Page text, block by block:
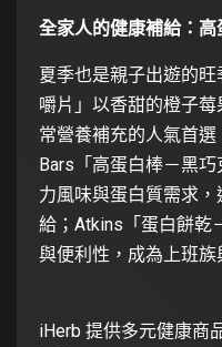
全家人的健康補給：
夏季也是親子出遊的旺
嚼片」以香甜的橙子
常營養補充的人氣首
Bars「高蛋白棒－黑
力風味與蛋白質需求
給；Atkins「蛋白餅乾
與便利性，成為上班族
iHerb 提供多元健康商